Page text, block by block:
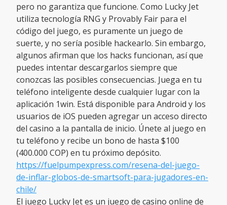
pero no garantiza que funcione. Como Lucky Jet
utiliza tecnología RNG y Provably Fair para el
código del juego, es puramente un juego de
suerte, y no sería posible hackearlo. Sin embargo,
algunos afirman que los hacks funcionan, así que
puedes intentar descargarlos siempre que
conozcas las posibles consecuencias. Juega en tu
teléfono inteligente desde cualquier lugar con la
aplicación 1win. Está disponible para Android y los
usuarios de iOS pueden agregar un acceso directo
del casino a la pantalla de inicio. Únete al juego en
tu teléfono y recibe un bono de hasta $100
(400.000 COP) en tu próximo depósito.
https://fuelpumpexpress.com/resena-del-juego-
de-inflar-globos-de-smartsoft-para-jugadores-en-
chile/
El juego Lucky Jet es un juego de casino online de